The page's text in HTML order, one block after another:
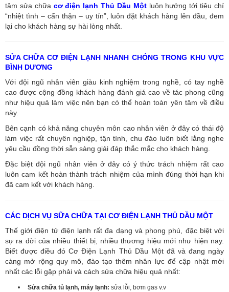
tâm sửa chữa cơ điện lạnh Thủ Dầu Mộtluôn hướng tới tiêu chí
“nhiệt tình – cẩn thận – uy tín”, luôn đặt khách hàng lên đầu, đem
lại cho khách hàng sự hài lòng nhất.
SỬA CHỮA CƠ ĐIỆN LẠNH NHANH CHÓNG TRONG KHU VỰC
BÌNH DƯƠNG
Với đội ngũ nhân viên giàu kinh nghiệm trong nghề, có tay nghề
cao được cộng đồng khách hàng đánh giá cao về tác phong cũng
như hiệu quả làm việc nên bạn có thể hoàn toàn yên tâm về điều
này.
Bên cạnh có khả năng chuyên môn cao nhân viên ở đây có thái độ
làm việc rất chuyên nghiệp, tận tình, chu đáo luôn biết lắng nghe
yêu cầu đồng thời sẵn sàng giải đáp thắc mắc cho khách hàng.
Đặc biệt đội ngũ nhân viên ở đây có ý thức trách nhiệm rất cao
luôn cam kết hoàn thành trách nhiệm của mình đúng thời hạn khi
đã cam kết với khách hàng.
CÁC DỊCH VỤ SỮA CHỮA TẠI CƠ ĐIỆN LẠNH THỦ DẦU MỘT
Thế giới điện tử điện lạnh rất đa dạng và phong phú, đặc biệt với
sự ra đời của nhiều thiết bị, nhiều thương hiệu mới như hiện nay.
Biết được điều đó Cơ Điện Lạnh Thủ Dầu Một đã và đang ngày
càng mở rộng quy mô, đào tạo thêm nhân lực để cập nhật mới
nhất các lỗi gặp phải và cách sửa chữa hiệu quả nhất:
Sửa chữa tủ lạnh, máy lạnh: sửa lỗi, bơm gas v.v